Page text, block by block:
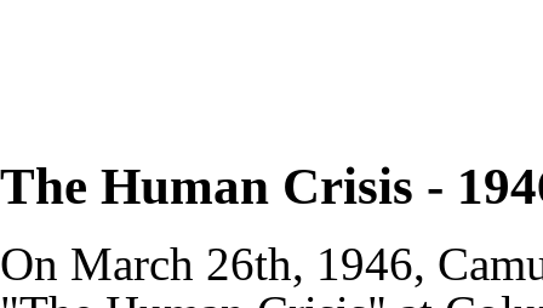
The Human Crisis -
On March 26th, 1946,